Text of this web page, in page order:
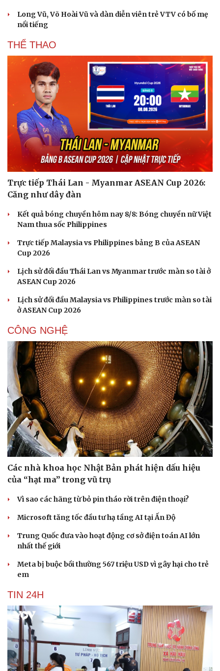
Du lịch
Tư vấn
Săn Tour
check-in
Podcast
Đọc truyện đêm khuya
Cửa sổ tình yêu
Hạt giống tâm hồn
Long Vũ, Võ Hoài Vũ và dàn diễn viên trẻ VTV có bố mẹ
nổi tiếng
THỂ THAO
Trực tiếp Thái Lan - Myanmar ASEAN Cup 2026:
Căng như dây đàn
Kết quả bóng chuyền hôm nay 8/8: Bóng chuyền nữ Việt
Nam thua sốc Philippines
Trực tiếp Malaysia vs Philippines bảng B của ASEAN
Cup 2026
Lịch sử đối đầu Thái Lan vs Myanmar trước màn so tài ở
ASEAN Cup 2026
Lịch sử đối đầu Malaysia vs Philippines trước màn so tài
ở ASEAN Cup 2026
CÔNG NGHỆ
Các nhà khoa học Nhật Bản phát hiện dấu hiệu
của “hạt ma” trong vũ trụ
Vì sao các hãng từ bỏ pin tháo rời trên điện thoại?
Microsoft tăng tốc đầu tư hạ tầng AI tại Ấn Độ
Trung Quốc đưa vào hoạt động cơ sở điện toán AI lớn
nhất thế giới
Meta bị buộc bồi thường 567 triệu USD vì gây hại cho trẻ
em
TIN 24H